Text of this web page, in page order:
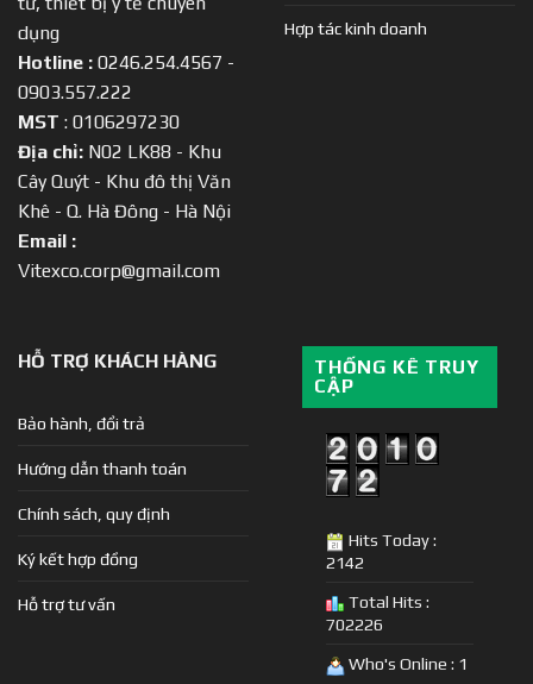
dụng
Hotline : 0246.254.4567 -
0903.557.222
MST : 0106297230
Địa chỉ: N02 LK88 - Khu
Cây Quýt - Khu đô thị Văn
Khê - Q. Hà Đông - Hà Nội
Email :
Vitexco.corp@gmail.com
Hợp tác kinh doanh
HỖ TRỢ KHÁCH HÀNG
Bảo hành, đổi trả
Hướng dẫn thanh toán
Chính sách, quy định
Ký kết hợp đồng
Hỗ trợ tư vấn
THỐNG KÊ TRUY
CẬP
Hits Today :
2142
Total Hits :
702226
Who's Online : 1